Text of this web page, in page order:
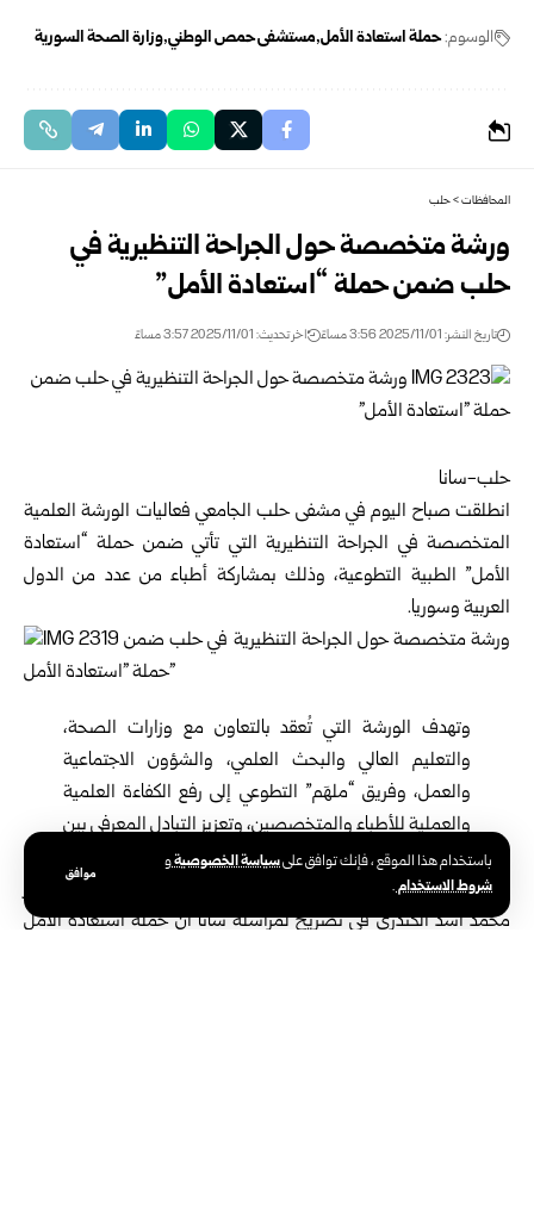
باستخدام هذا الموقع ، فإنك توافق علىسياسة الخصوصيةو
شروط الاستخدام.
موافق
الوسوم:حملة استعادة الأمل مستشفى حمص الوطني وزارة الصحة السورية
المحافظات>حلب
ورشة متخصصة حول الجراحة التنظيرية في
حلب ضمن حملة “استعادة الأمل”
تاريخ النشر: 2025/11/01 3:56 مساءً اخر تحديث: 2025/11/01 3:57 مساءً
حلب-سانا
انطلقت صباح اليوم في مشفىحلب الجامعي فعاليات الورشة العلمية
المتخصصة في الجراحة التنظيرية التي تأتي ضمن حملة “استعادة
الأمل” الطبية التطوعية، وذلك بمشاركة أطباء من عدد من الدول
العربية وسوريا.
وتهدف الورشة التي تُعقد بالتعاون مع وزارات الصحة،
والتعليم العالي والبحث العلمي، والشؤون الاجتماعية
والعمل، وفريق “ملهَم” التطوعي إلى رفع الكفاءة العلمية
والعملية للأطباء والمتخصصين، وتعزيز التبادل المعرفي بين
الأطباء العرب ونظرائهم السوريين.
وأكد استشاري الجراحة العامة والجراحة التنظيرية من الكويت الدكتور
محمد أسد الكندري في تصريح لمراسلة سانا أن حملة استعادة الأمل